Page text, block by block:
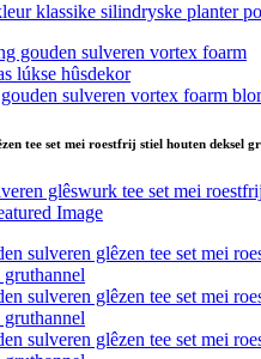
klassike silindryske planter
sulveren vortex foarm
tee set mei roestfrij stiel houten deksel